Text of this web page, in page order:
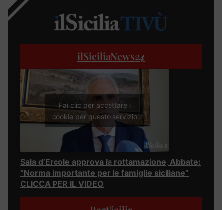
ilSiciliaNews24
Fai clic per accettare i
cookie per questo servizio
Sala d’Ercole approva la rottamazione, Abbate:
“Norma importante per le famiglie siciliane”
CLICCA PER IL VIDEO